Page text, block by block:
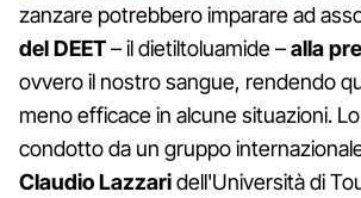
zanzare potrebbero imparare ad
del DEET– il dietiltoluamide –alla
ovvero il nostro sangue, rendendo
meno efficace in alcune situazioni.
condotto da un gruppo
Claudio Lazzaridell'Università di